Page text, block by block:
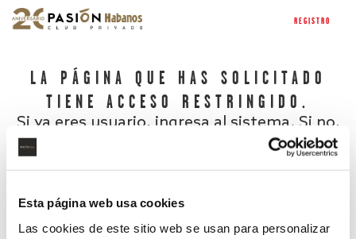
Esta página web usa cookies
Las cookies de este sitio web se usan para personalizar
REGISTRO
LA PÁGINA QUE HAS SOLICITADO
TIENE ACCESO RESTRINGIDO.
Si ya eres usuario, ingresa al sistema. Si no,